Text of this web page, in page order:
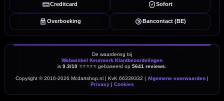
Creditcard Sofort
Overboeking Bancontact (BE)
De waardering bij
Webwinkel Keurmerk Klantbeoordelingen
is 9.3/10 ⭐⭐⭐⭐⭐ gebaseerd op 5641 reviews
Copyright © 2016-2026 Mcdartshop.nl | KvK 66339332 | Algemene voorwaarden |
Privacy| Cookies